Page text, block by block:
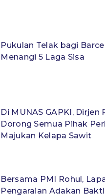
Pukulan Telak bagi
Menangi 5 Laga Sisa
Di MUNAS GAPKI, Dirjen
Dorong Semua Pihak
Majukan Kelapa Sawit
Bersama PMI Rohul,
Pengaraian Adakan